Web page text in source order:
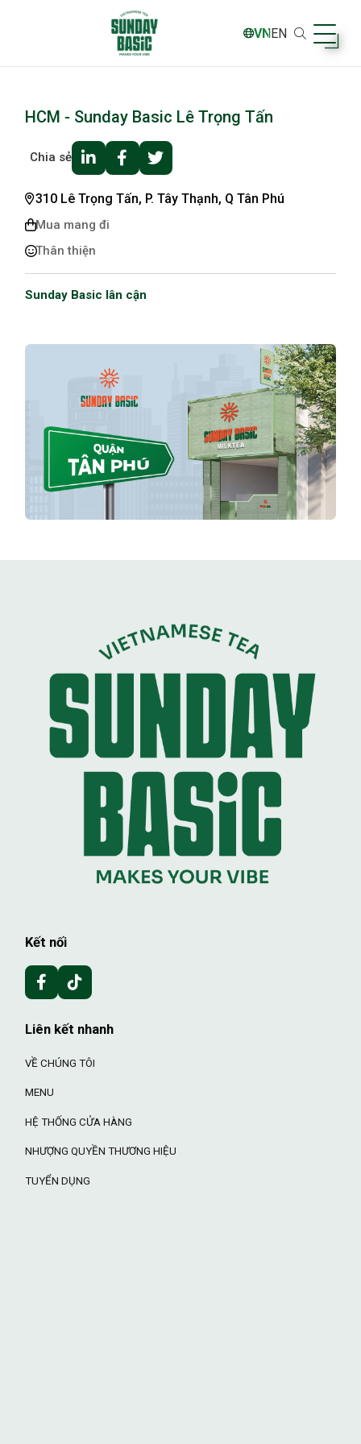
VNEN
HCM - Sunday Basic Lê Trọng Tấn
Chia sẻ
310 Lê Trọng Tấn, P. Tây Thạnh, Q Tân Phú
Mua mang đi
Thân thiện
Sunday Basic lân cận
Kết nối
Liên kết nhanh
VỀ CHÚNG TÔI
MENU
HỆ THỐNG CỬA HÀNG
NHƯỢNG QUYỀN THƯƠNG HIỆU
TUYỂN DỤNG